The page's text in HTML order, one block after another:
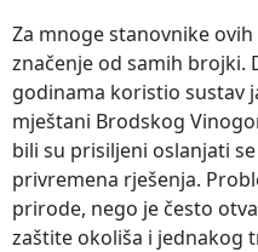
Za mnoge stanovnike
značenje od samih brojki.
godinama koristio sustav
mještani Brodskog
bili su prisiljeni oslanjati
privremena rješenja.
prirode, nego je često
zaštite okoliša i jednakog